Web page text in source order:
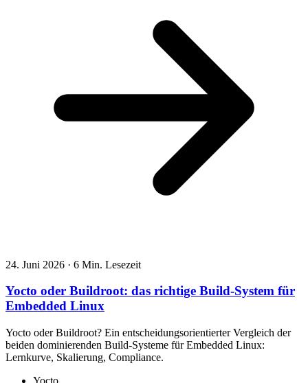
24. Juni 2026 · 6 Min. Lesezeit
Yocto oder Buildroot: das richtige Build-System für
Embedded Linux
Yocto oder Buildroot? Ein entscheidungsorientierter Vergleich der
beiden dominierenden Build-Systeme für Embedded Linux:
Lernkurve, Skalierung, Compliance.